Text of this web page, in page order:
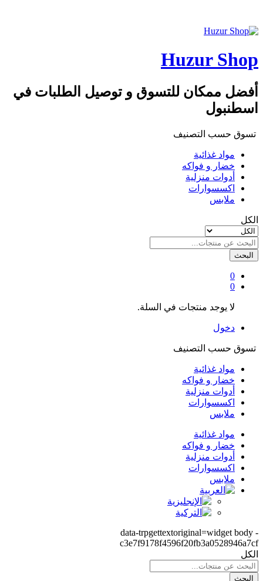
Huzur Shop
أفضل ممكان للتسوق و توصيل الطلبات في
اسطنبول
تسوق حسب التصنيف
مواد غذائية
خضار و فواكه
أدوات منزلية
اكسسوارات
ملابس
الكل
البحث
0
0
لا يوجد منتجات في السلة.
دخول
تسوق حسب التصنيف
مواد غذائية
خضار و فواكه
أدوات منزلية
اكسسوارات
ملابس
مواد غذائية
خضار و فواكه
أدوات منزلية
اكسسوارات
ملابس
data-trpgettextoriginal=widget body -
c3e7f9178f4596f20fb3a0528946a7cf
الكل
البحث